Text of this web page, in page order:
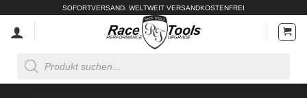
springen
SOFORTVERSAND. WELTWEIT VERSANDKOSTENFREI
search